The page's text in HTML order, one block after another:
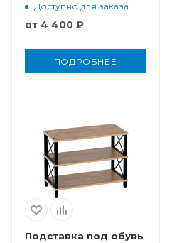
Доступно для заказа
от 4 400 ₽
ПОДРОБНЕЕ
Подставка под обувь